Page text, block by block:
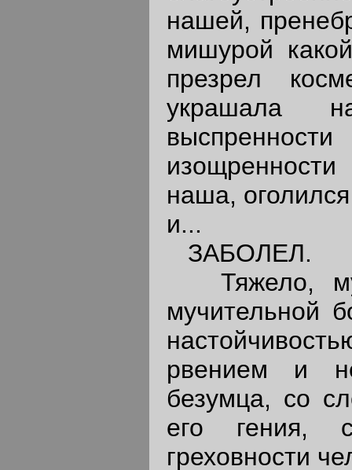
нашей,
мишурой
презрел
украшала
наша,
и...
ЗАБОЛЕЛ.
Тяжело,
мучительной
рвением и
безумца, со
его гения,
греховности